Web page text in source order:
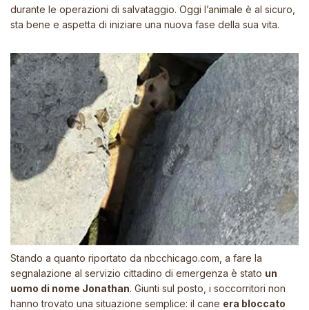
durante le operazioni di salvataggio. Oggi l’animale è al sicuro,
sta bene e aspetta di iniziare una nuova fase della sua vita.
Stando a quanto riportato da nbcchicago.com , a fare la
segnalazione al servizio cittadino di emergenza è stato un
uomo di nome Jonathan. Giunti sul posto, i soccorritori non
hanno trovato una situazione semplice: il cane era bloccato